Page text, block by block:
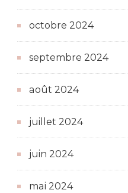
octobre 2024
septembre 2024
août 2024
juillet 2024
juin 2024
mai 2024